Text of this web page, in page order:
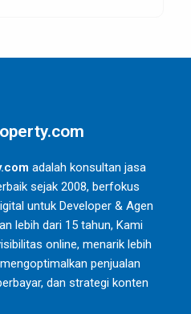
adalah konsultan jasa
sejak 2008, berfokus
untuk Developer & Agen
lebih dari 15 tahun, Kami
online, menarik lebih
penjualan
dan strategi konten